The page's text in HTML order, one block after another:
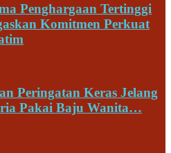
Penghargaan Tertinggi
Komitmen Perkuat
Peringatan Keras Jelang
Pakai Baju Wanita…